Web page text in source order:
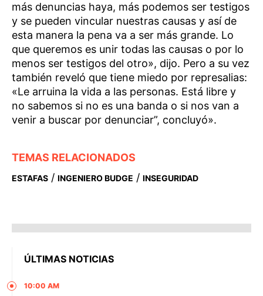
más denuncias haya, más podemos ser testigos
y se pueden vincular nuestras causas y así de
esta manera la pena va a ser más grande. Lo
que queremos es unir todas las causas o por lo
menos ser testigos del otro», dijo. Pero a su vez
también reveló que tiene miedo por represalias:
«Le arruina la vida a las personas. Está libre y
no sabemos si no es una banda o si nos van a
venir a buscar por denunciar”, concluyó».
TEMAS RELACIONADOS
ESTAFAS / INGENIERO BUDGE / INSEGURIDAD
ÚLTIMAS NOTICIAS
10:00 AM